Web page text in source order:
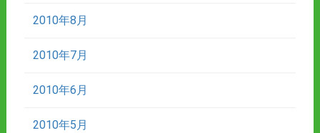
2010年8月
2010年7月
2010年6月
2010年5月